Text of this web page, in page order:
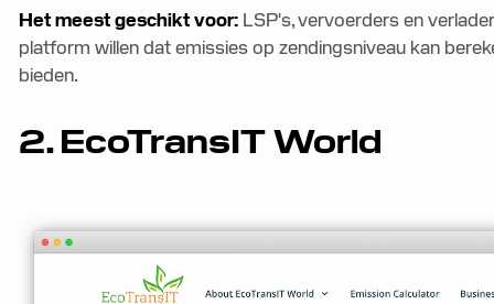
Het meest geschikt voor: LSP's, vervoerders en
platform willen dat emissies op zendingsniveau kan
bieden.
2. EcoTransIT World